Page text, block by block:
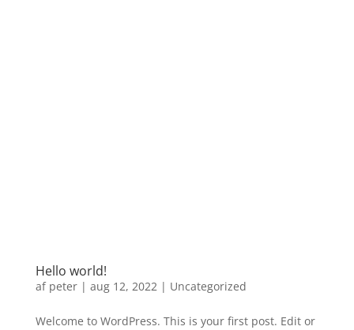
Hello world!
af peter| aug 12, 2022| Uncategorized
Welcome to WordPress. This is your first post. Edit or